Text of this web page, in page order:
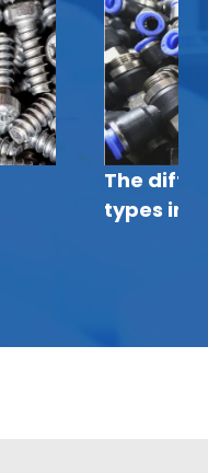
The
types in